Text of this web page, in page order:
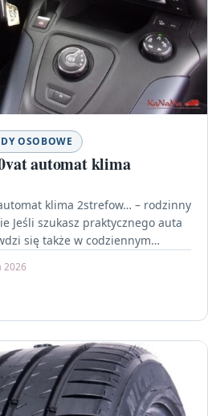
OSOBOWE
automat klima
klima 2strefow… – rodzinny
Jeśli szukasz praktycznego auta
się także w codziennym…
2026